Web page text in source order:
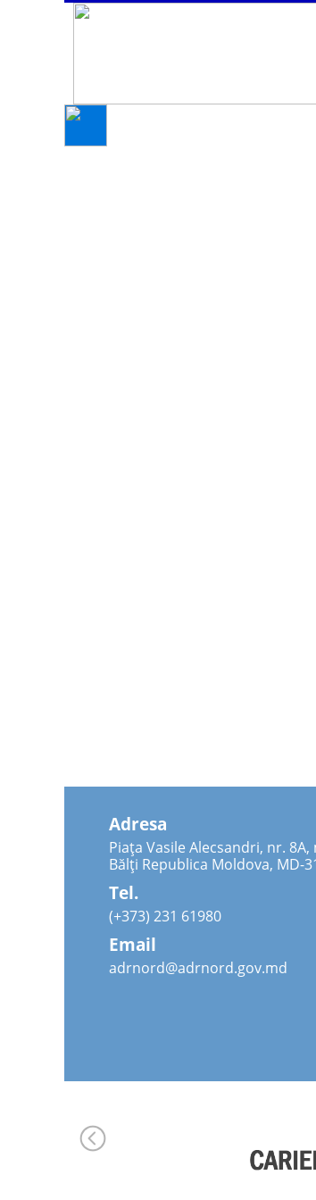
Adresa
Piața Vasile Alecsandri, nr. 8A,
Bălți Republica Moldova, MD-
Tel.
(+373) 231 61980
Email
adrnord@adrnord.gov.md